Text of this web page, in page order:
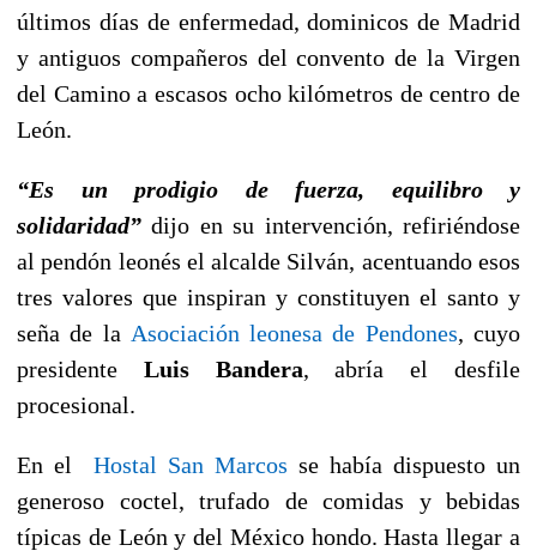
últimos días de enfermedad, dominicos de Madrid
y antiguos compañeros del convento de la Virgen
del Camino a escasos ocho kilómetros de centro de
León.
“Es un prodigio de fuerza, equilibro y
solidaridad”dijo en su intervención, refiriéndose
al pendón leonés el alcalde Silván, acentuando esos
tres valores que inspiran y constituyen el santo y
seña de la Asociación leonesa de Pendones, cuyo
presidente Luis Bandera, abría el desfile
procesional.
En el Hostal San Marcos se había dispuesto un
generoso coctel, trufado de comidas y bebidas
típicas de León y del México hondo. Hasta llegar a